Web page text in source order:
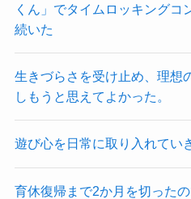
くん」でタイムロッキングコ
続いた
生きづらさを受け止め、理想
しもうと思えてよかった。
遊び心を日常に取り入れてい
育休復帰まで2か月を切った